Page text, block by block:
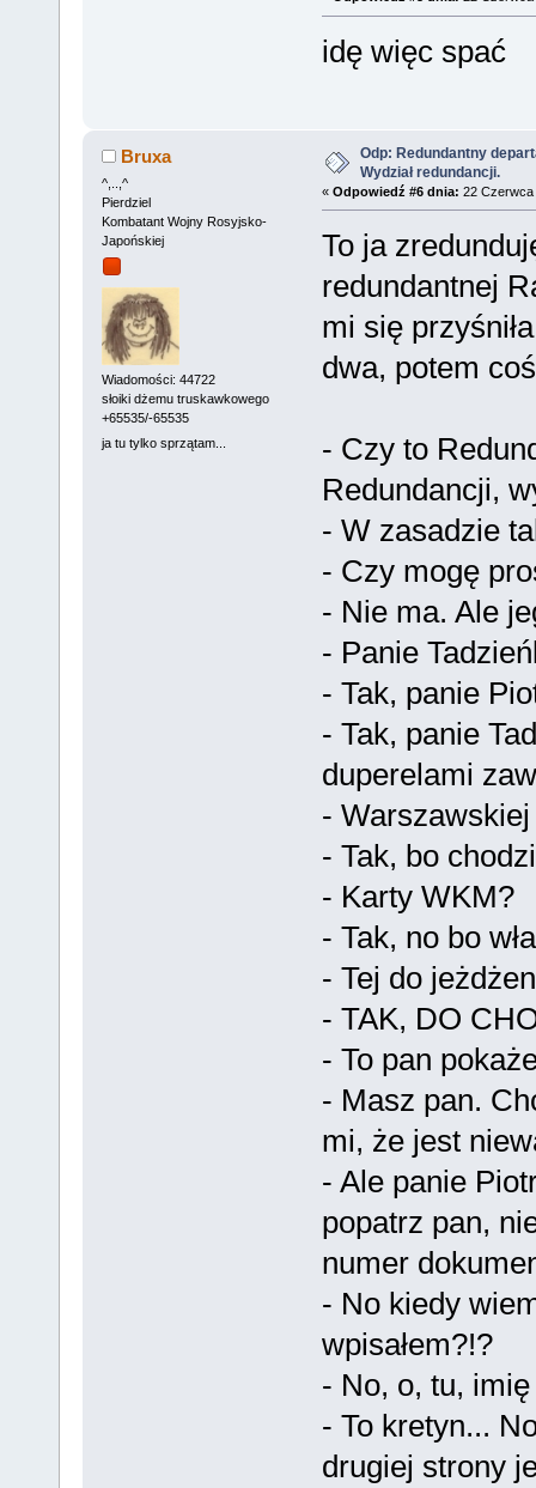
idę więc spać
Bruxa
^,..,^
Pierdziel
Kombatant Wojny Rosyjsko-
Japońskiej
Wiadomości: 44722
słoiki dżemu truskawkowego
+65535/-65535
ja tu tylko sprzątam...
Odp: Redundantny
Wydział redundancji.
« Odpowiedź #6 dnia: 22 Czerwca
To ja
redundantnej
mi się
dwa, potem
- Czy to
Redundancji,
- W zasadzie
- Czy mogę
- Nie ma. Ale
- Panie
- Tak, panie
- Tak, panie
duperelami
-
- Tak, bo
- Karty WKM?
- Tak, no bo
- Tej do
- TAK, DO
- To pan
- Masz pan.
mi, że jest
- Ale panie
popatrz pan,
numer
- No kiedy
wpisałem?!?
- No, o, tu,
- To kretyn...
drugiej strony